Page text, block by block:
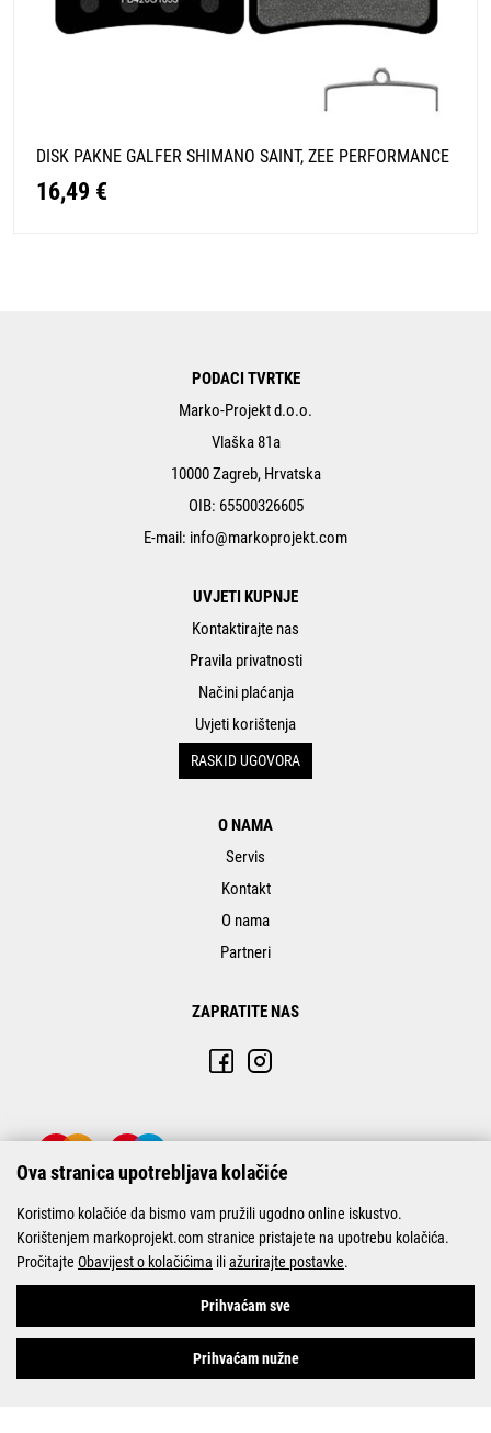
DISK PAKNE GALFER SHIMANO SAINT, ZEE PERFORMANCE
16,49 €
PODACI TVRTKE
Marko-Projekt d.o.o.
Vlaška 81a
10000 Zagreb, Hrvatska
OIB: 65500326605
E-mail: info@markoprojekt.com
UVJETI KUPNJE
Kontaktirajte nas
Pravila privatnosti
Načini plaćanja
Uvjeti korištenja
RASKID UGOVORA
O NAMA
Servis
Kontakt
O nama
Partneri
ZAPRATITE NAS
© Marko-Projekt 2026
Ova stranica upotrebljava kolačiće
Koristimo kolačiće da bismo vam pružili ugodno online iskustvo.
Korištenjem markoprojekt.com stranice pristajete na upotrebu kolačića.
Pročitajte Obavijest o kolačićima iliažurirajte postavke.
Prihvaćam sve
Prihvaćam nužne